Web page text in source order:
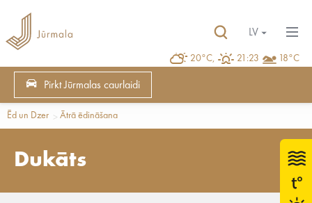
20°C, 21:23 18°C
LV
Pirkt Jūrmalas caurlaidi
Ēd un Dzer Ātrā ēdināšana
Dukāts